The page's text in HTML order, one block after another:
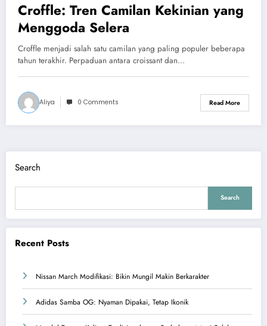
Croffle: Tren Camilan Kekinian yang
Menggoda Selera
Croffle menjadi salah satu camilan yang paling populer beberapa
tahun terakhir. Perpaduan antara croissant dan…
Aliya 0 Comments Read More
Search
Search
Recent Posts
Nissan March Modifikasi: Bikin Mungil Makin Berkarakter
Adidas Samba OG: Nyaman Dipakai, Tetap Ikonik